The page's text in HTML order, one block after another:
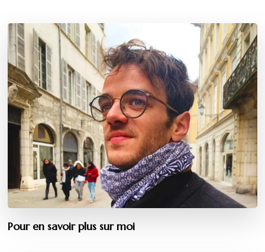
Pour en savoir plus sur moi